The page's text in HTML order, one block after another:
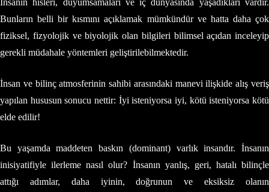
İnsanın hisleri, duyumsamaları ve iç dünyasında yaşadıkları vardır.
Bunların belli bir kısmını açıklamak mümkündür ve hatta daha çok
fiziksel, fizyolojik ve biyolojik olan bilgileri bilimsel açıdan inceleyip
gerekli müdahale yöntemleri geliştirilebilmektedir.
İnsan ve bilinç atmosferinin sahibi arasındaki manevi ilişkide alış veriş
yapılan hususun sonucu nettir: İyi isteniyorsa iyi, kötü isteniyorsa kötü
elde edilir!
Bu yaşamda maddeten baskın (dominant) varlık insandır. İnsanın
inisiyatifiyle ilerleme nasıl olur? İnsanın yanlış, geri, hatalı bilinçle
attığı adımlar, daha iyinin, doğrunun ve eksiksiz olanın